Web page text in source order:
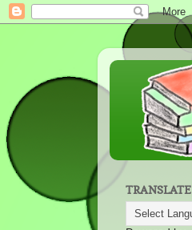
TRANSLATE